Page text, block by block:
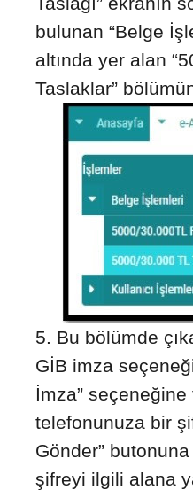
bulunan “Belge
altında yer alan
Taslaklar”
Bu bölümde
GİB imza
İmza” seçeneğine
telefonunuza bir
Gönder”
şifreyi ilgili alana